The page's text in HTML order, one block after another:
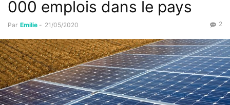
000 emplois dans le pays
Par Emilie - 21/05/2020 2